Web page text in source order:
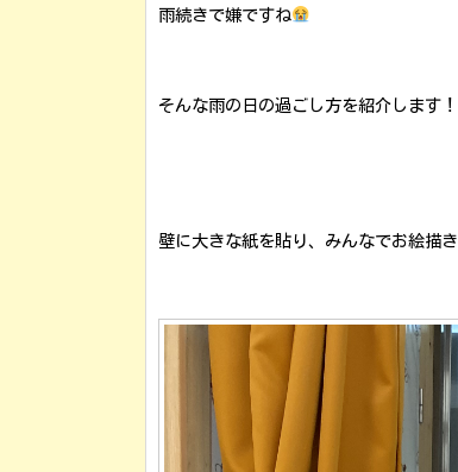
雨続きで嫌ですね
そんな雨の日の過ごし方を紹介します！
壁に大きな紙を貼り、みんなでお絵描き